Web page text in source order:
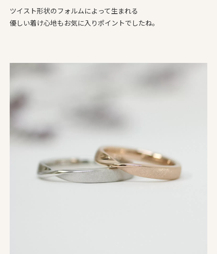
ツイスト形状のフォルムによって生まれる
優しい着け心地もお気に入りポイントでしたね。